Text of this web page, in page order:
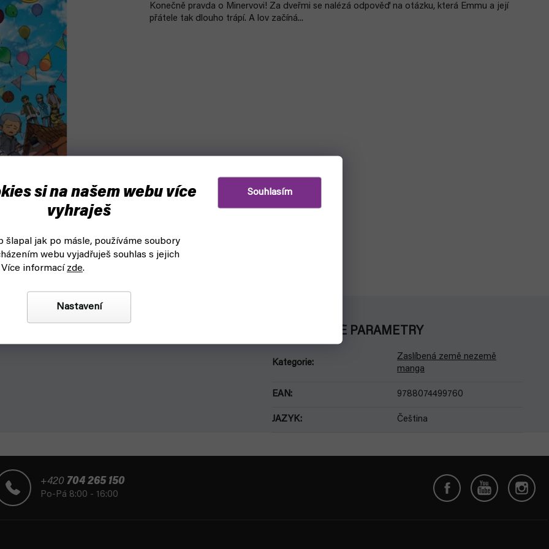
si na našem webu více
vyhraješ
šlapal jak po másle, používáme soubory
webu vyjadřuješ souhlas s jejich
informací zde.
Nastavení
Souhlasím
Konečně pravda o Minervovi! Za dveřmi se nalézá odpověď na otázku, která Emmu a její
přátele tak dlouho trápí. A lov začíná...
která Emmu a její přátele tak dlouho trápí. A lov
DOPLŇKOVÉ PARAMETRY
Kategorie:
Zaslíbená země nezemě
manga
EAN: 9788074499760
JAZYK: Čeština
+420 704 265 150
Po-Pá 8:00 - 16:00